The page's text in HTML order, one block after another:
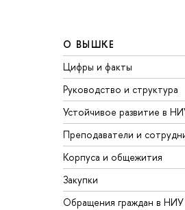
О ВЫШКЕ
Цифры и факты
Руководство и структура
Устойчивое развитие в
Преподаватели и
Корпуса и общежития
Закупки
Обращения граждан в